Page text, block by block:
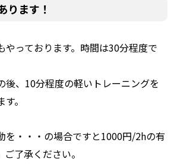
ります！
やっております。時間は30分程度で
後、10分程度の軽いトレーニングを
。
を・・・の場合ですと1000円/2hの有
了承ください。